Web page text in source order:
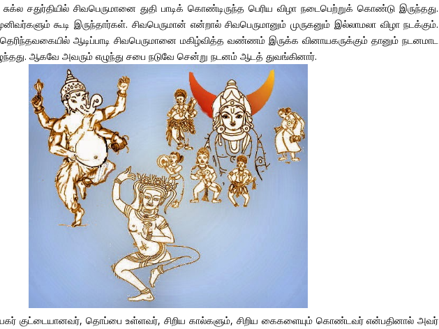
சதுர்தியில் சிவபெருமானை துதி பாடிக் கொண்டிருந்த பெரிய விழா நடைபெற்றுக் கொண்டு இருந்தது.
கூடி இருந்தார்கள். சிவபெருமான் என்றால் சிவபெருமானும் முருகனும் இல்லாமலா விழா நடக்கும்.
ஆடிப்பாடி சிவபெருமானை மகிழ்வித்த வண்ணம் இருக்க வினாயகருக்கும் தானும் நடனமாட
ஆகவே அவரும் எழுந்து சபை நடுவே சென்று நடனம் ஆடத் துவங்கினார்.
குட்டையானவர், தொப்பை உள்ளவர், சிறிய கால்களும், சிறிய கைகளையும் கொண்டவர் என்பதினால் அவர்